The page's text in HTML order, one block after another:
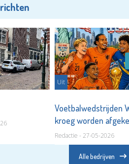
Uit
Voetbalwedstrijden
kroeg worden
Redactie - 27-05-2026
Alle bedrijven